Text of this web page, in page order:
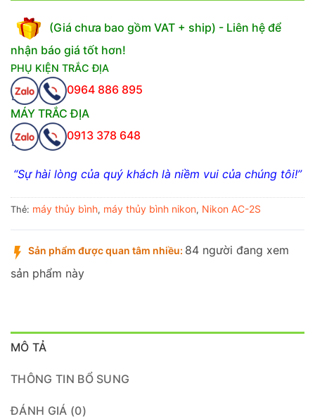
(Giá chưa bao gồm VAT + ship) - Liên hệ để
nhận báo giá tốt hơn!
PHỤ KIỆN TRẮC ĐỊA
0964 886 895
MÁY TRẮC ĐỊA
0913 378 648
“Sự hài lòng của quý khách là niềm vui của chúng tôi!”
Thẻ: máy thủy bình, máy thủy bình nikon, Nikon AC-2S
Sản phẩm được quan tâm nhiều: 84 người đang xem
sản phẩm này
MÔ TẢ
THÔNG TIN BỔ SUNG
ĐÁNH GIÁ (0)